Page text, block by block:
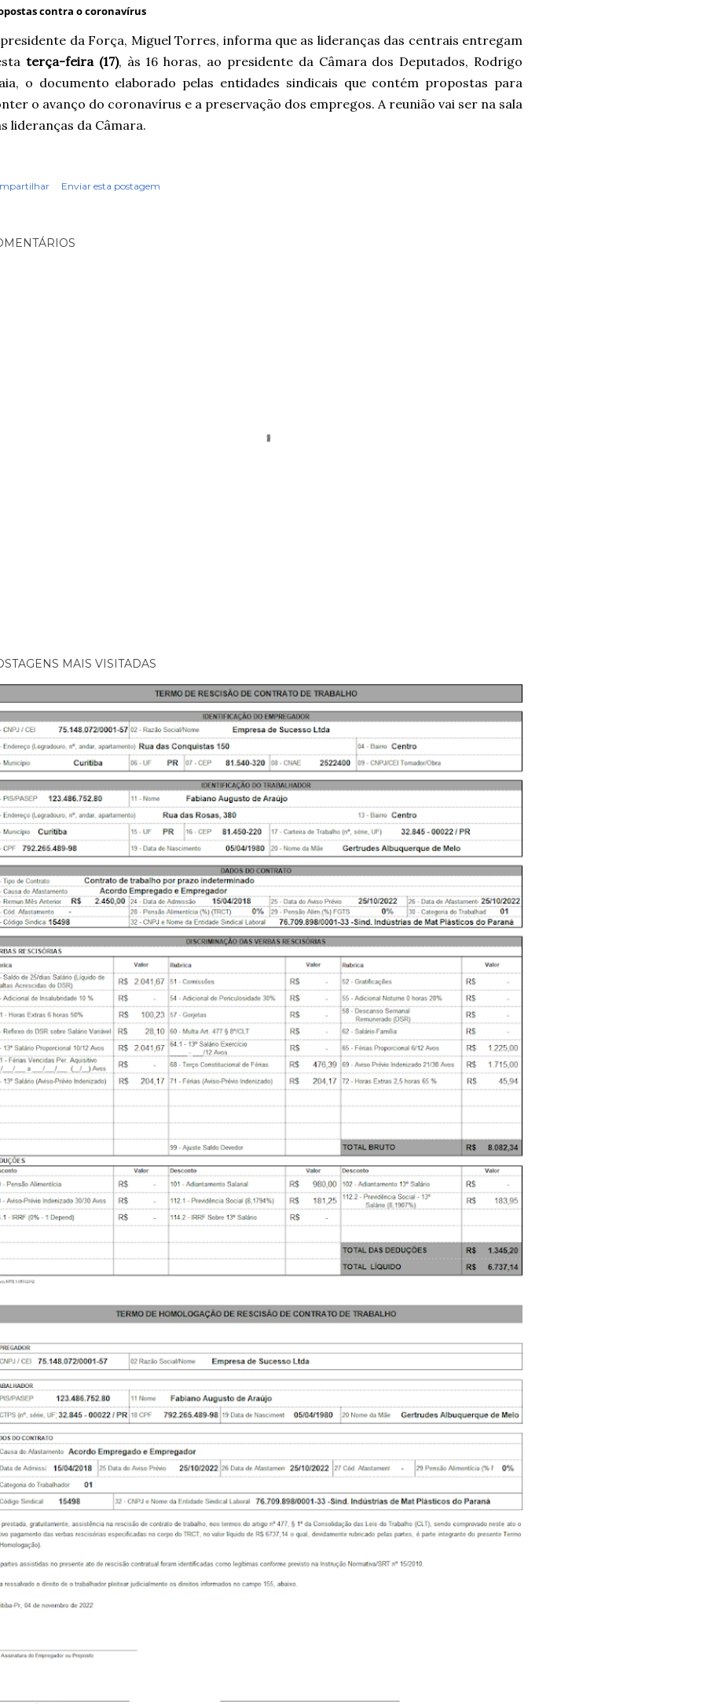
contra o coronavírus
da Força, Miguel Torres, informa que as lideranças das centrais entregam
terça-feira (17), às 16 horas, ao presidente da Câmara dos Deputados, Rodrigo
o documento elaborado pelas entidades sindicais que contém propostas para
o avanço do coronavírus e a preservação dos empregos. A reunião vai ser na sala
lideranças da Câmara.
Enviar esta postagem
MAIS VISITADAS